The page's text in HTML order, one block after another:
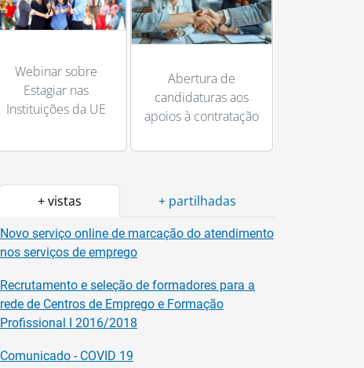
Webinar sobre
Estagiar nas
Instituições da UE
Abertura de
candidaturas aos
apoios à contratação
+ vistas + partilhadas
Novo serviço online de marcação do atendimento
nos serviços de emprego
Recrutamento e seleção de formadores para a
rede de Centros de Emprego e Formação
Profissional I 2016/2018
Comunicado - COVID 19